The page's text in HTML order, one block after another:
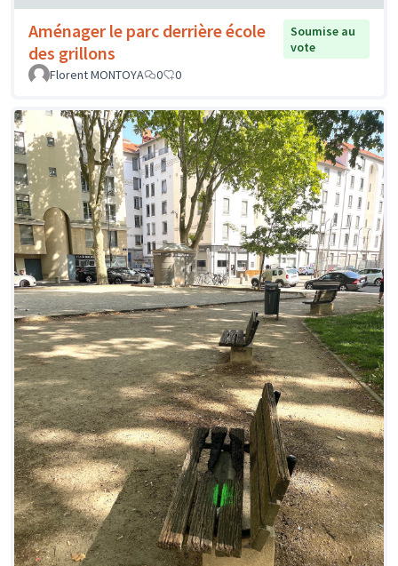
Aménager le parc derrière école
des grillons
Soumise au
vote
Florent MONTOYA
0 0